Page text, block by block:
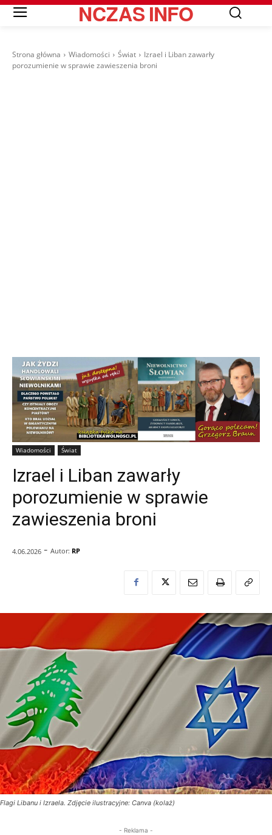
NCZASINFO
Strona główna Wiadomości Świat
Izrael i Liban zawarły
porozumienie w sprawie zawieszenia broni
Wiadomości Świat
Izrael i Liban zawarły
porozumienie w sprawie
zawieszenia broni
4.06.2026 - Autor: RP
Flagi Libanu i Izraela. Zdjęcie ilustracyjne: Canva (kolaż)
- Reklama -